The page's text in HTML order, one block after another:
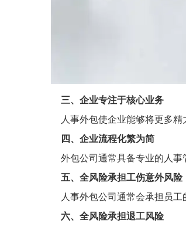
三、企业专注于核心业务
人事外包使企业能够将更多精
四、企业流程化繁为简
外包公司通常具备专业的人事管
五、全风险承担工伤意外风险
人事外包公司通常会承担员工
六、全风险承担退工风险